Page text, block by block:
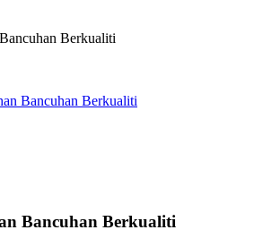
Bancuhan Berkualiti
Bancuhan Berkualiti